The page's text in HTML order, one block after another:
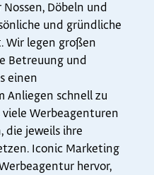
Döbeln und
und gründliche
Wir legen großen
Betreuung und
einen
Anliegen schnell zu
viele Werbeagenturen
die jeweils ihre
Iconic Marketing
hervor,